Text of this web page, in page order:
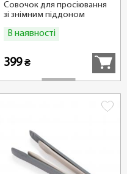
Совочок для просіювання
зі знімним піддоном
В наявності
399₴